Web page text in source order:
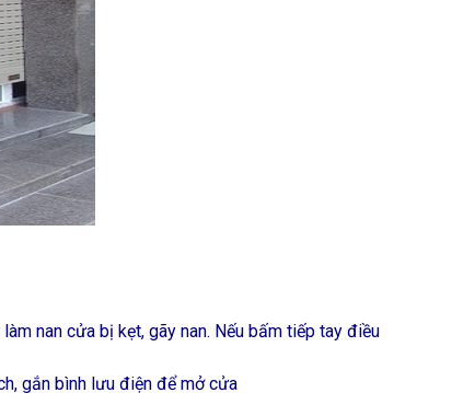
nan cửa bị kẹt, gãy nan. Nếu bấm tiếp tay điều
gắn bình lưu điện để mở cửa